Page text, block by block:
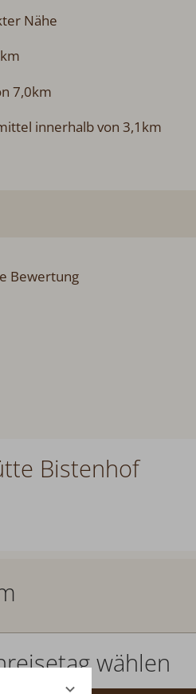
Nähe
7,0km
innerhalb von 3,1km
Bewertung
Bistenhof
wählen